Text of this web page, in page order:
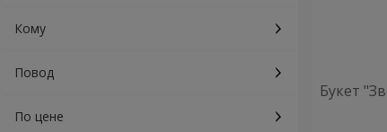
Кому
Повод
По цене
Букет